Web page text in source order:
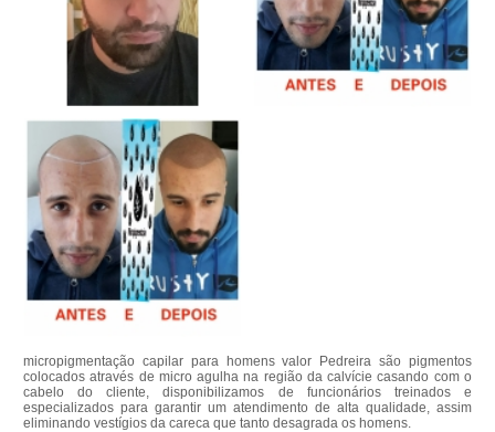
micropigmentação capilar para homens valor Pedreira são pigmentos
colocados através de micro agulha na região da calvície casando com o
cabelo do cliente, disponibilizamos de funcionários treinados e
especializados para garantir um atendimento de alta qualidade, assim
eliminando vestígios da careca que tanto desagrada os homens.